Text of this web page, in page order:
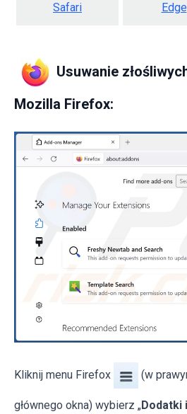
Safari Edge
Usuwanie
Mozilla Firefox:
Kliknij menu Firefox (w
głównego okna) wybierz „Dodatki